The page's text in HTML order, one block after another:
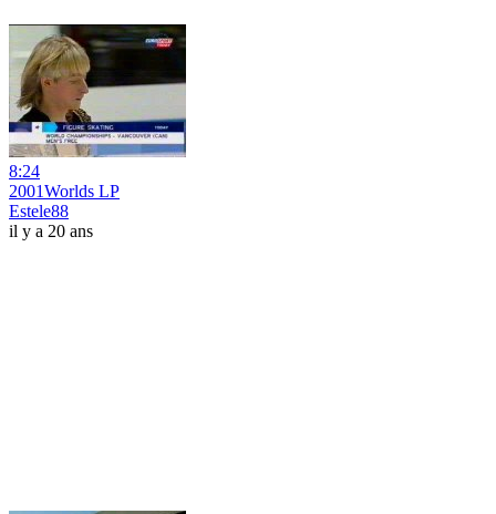
8:24
2001Worlds LP
Estele88
il y a 20 ans